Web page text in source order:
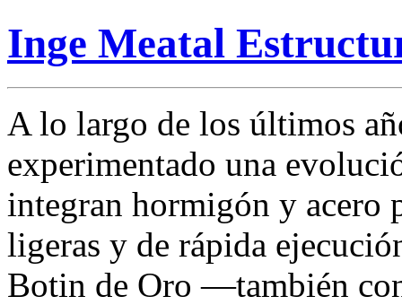
Inge Meatal
A lo largo de los últimos
experimentado una
integran hormigón y acero
ligeras y de rápida
Botin de Oro —también